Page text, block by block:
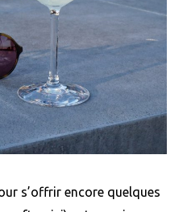
s’offrir encore quelques